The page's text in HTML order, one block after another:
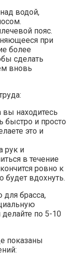
водой,
пояс.
при
более
сделать
вновь
вы находитесь
быстро и просто
это и
рук и
в течение
ровно к
вдохнуть.
брасса,
по 5-10
показаны